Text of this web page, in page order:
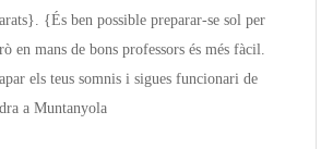
{És ben possible preparar-se sol per
en mans de bons professors és més fàcil.
els teus somnis i sigues funcionari de
a Muntanyola